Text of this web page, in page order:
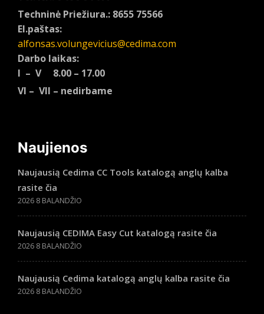
Techninė Priežiura.: 8655 75566
El.paštas:
alfonsas.volungevicius@cedima.com
Darbo laikas:
I – V 8.00 – 17.00
VI – VII – nedirbame
Naujienos
Naujausią Cedima CC Tools katalogą anglų kalba
rasite čia
2026 8 BALANDŽIO
Naujausią CEDIMA Easy Cut katalogą rasite čia
2026 8 BALANDŽIO
Naujausią Cedima katalogą anglų kalba rasite čia
2026 8 BALANDŽIO